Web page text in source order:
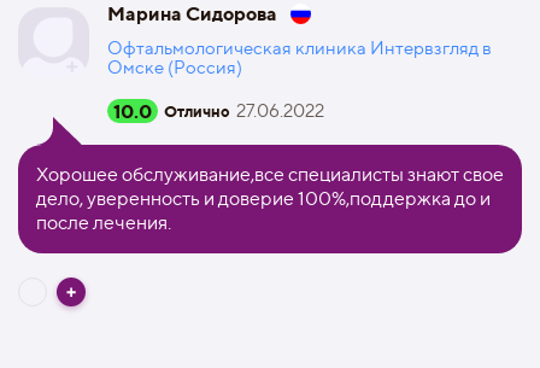
Марина Сидорова
Офтальмологическая клиника Интервзгляд в
Омске (Россия)
10.0 Отлично 27.06.2022
Хорошее обслуживание,все специалисты знают свое
дело, уверенность и доверие 100%,поддержка до и
после лечения.